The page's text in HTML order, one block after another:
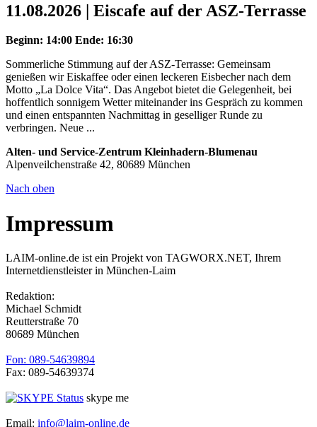
11.08.2026 | Eiscafe auf der ASZ-Terrasse
Beginn: 14:00 Ende: 16:30
Sommerliche Stimmung auf der ASZ-Terrasse: Gemeinsam
genießen wir Eiskaffee oder einen leckeren Eisbecher nach dem
Motto „La Dolce Vita“. Das Angebot bietet die Gelegenheit, bei
hoffentlich sonnigem Wetter miteinander ins Gespräch zu kommen
und einen entspannten Nachmittag in geselliger Runde zu
verbringen. Neue ...
Alten- und Service-Zentrum Kleinhadern-Blumenau
Alpenveilchenstraße 42, 80689 München
Nach oben
Impressum
LAIM-online.de ist ein Projekt von TAGWORX.NET, Ihrem
Internetdienstleister in München-Laim
Redaktion:
Michael Schmidt
Reutterstraße 70
80689 München
Fon: 089-54639894
Fax: 089-54639374
skype me
Email: info@laim-online.de